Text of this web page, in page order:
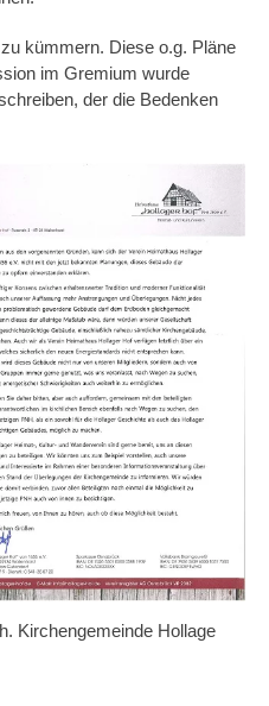
kümmern. Diese o.g. Pläne
im Gremium wurde
der die Bedenken
Kirchengemeinde Hollage